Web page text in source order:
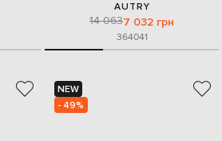
AUTRY
14 0637 032 грн
364041
NEW
- 49%